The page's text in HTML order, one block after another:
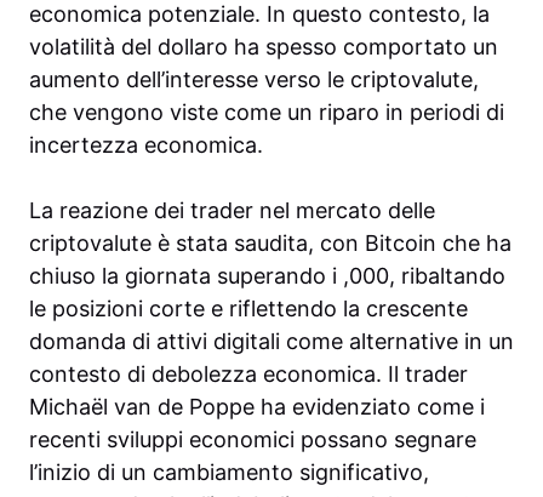
economica potenziale. In questo contesto, la
volatilità del dollaro ha spesso comportato un
aumento dell’interesse verso le criptovalute,
che vengono viste come un riparo in periodi di
incertezza economica.
La reazione dei trader nel mercato delle
criptovalute è stata saudita, con Bitcoin che ha
chiuso la giornata superando i ,000, ribaltando
le posizioni corte e riflettendo la crescente
domanda di attivi digitali come alternative in un
contesto di debolezza economica. Il trader
Michaël van de Poppe ha evidenziato come i
recenti sviluppi economici possano segnare
l’inizio di un cambiamento significativo,